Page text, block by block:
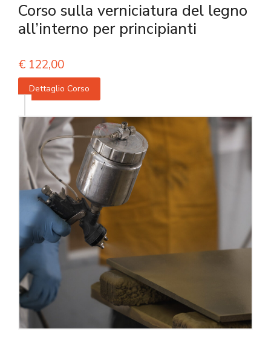
Corso sulla verniciatura del legno
all’interno per principianti
€ 122,00
Dettaglio Corso